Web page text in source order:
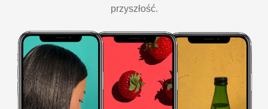
przyszłość.